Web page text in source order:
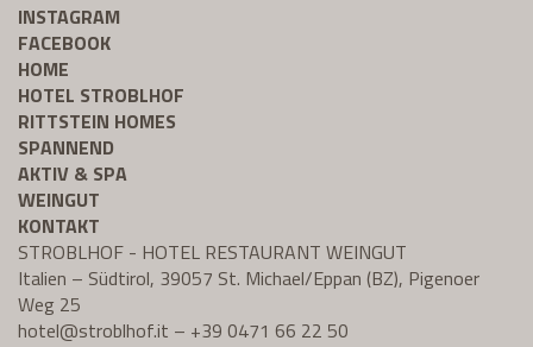
INSTAGRAM
FACEBOOK
HOME
HOTEL STROBLHOF
RITTSTEIN HOMES
SPANNEND
AKTIV & SPA
WEINGUT
KONTAKT
STROBLHOF - HOTEL RESTAURANT WEINGUT
Italien – Südtirol, 39057 St. Michael/Eppan (BZ), Pigenoer
Weg 25
hotel@stroblhof.it – +39 0471 66 22 50